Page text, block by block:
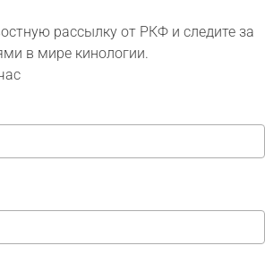
рассылку от РКФ и следите за
в мире кинологии.